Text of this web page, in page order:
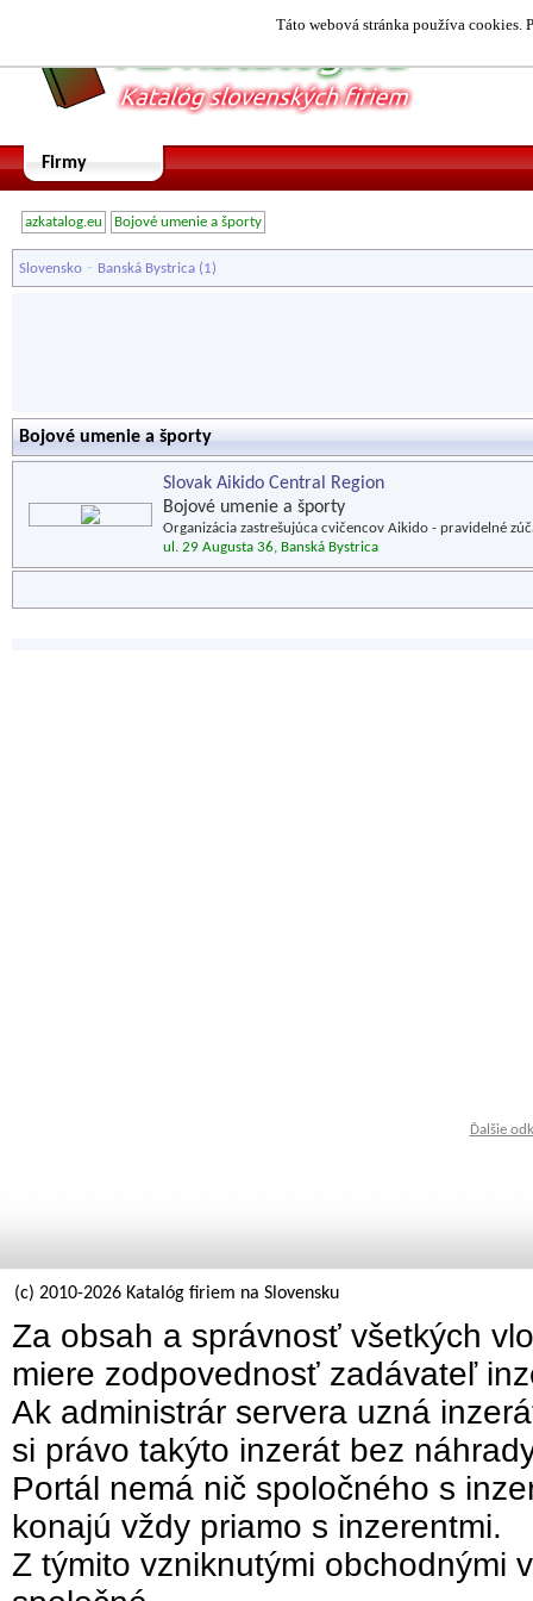
Táto webová stránka používa cookies.
Firmy
azkatalog.eu Bojové umenie a športy
Slovensko - Banská Bystrica (1)
Bojové umenie a športy
Slovak Aikido Central Region
Bojové umenie a športy
Organizácia zastrešujúca cvičencov Aikido - pravidelné
ul. 29 Augusta 36, Banská Bystrica
Ďalšie
(c) 2010-2026 Katalóg firiem na Slovensku
Za obsah a správnosť všetkých
miere zodpovednosť zadávateľ
Ak administrár servera uzná
si právo takýto inzerát bez
Portál nemá nič spoločného s
konajú vždy priamo s inzerentmi.
Z týmito vzniknutými obchodnými